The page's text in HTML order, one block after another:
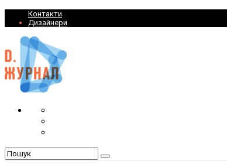
Контакти
Дизайнери